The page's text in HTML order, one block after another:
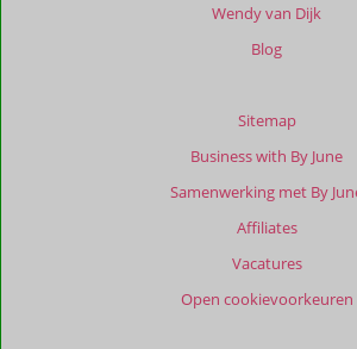
Wendy van Dijk
Blog
Sitemap
Business with By June
Samenwerking met By
Affiliates
Vacatures
Open cookievoorkeuren